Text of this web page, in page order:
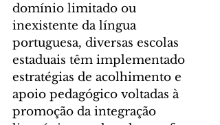
domínio limitado ou
inexistente da língua
portuguesa, diversas escolas
estaduais têm implementado
estratégias de acolhimento e
apoio pedagógico voltadas à
promoção da integração